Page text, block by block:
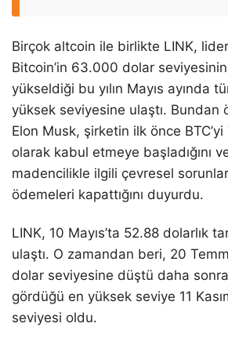
Birçok altcoin ile birlikte LINK,
Bitcoin’in 63.000 dolar
yükseldiği bu yılın Mayıs ayında
yüksek seviyesine ulaştı. Bundan
Elon Musk, şirketin ilk önce
olarak kabul etmeye başladığını
madencilikle ilgili çevresel
ödemeleri kapattığını duyurdu.
LINK, 10 Mayıs’ta 52.88 dolarlık
ulaştı. O zamandan beri, 20
dolar seviyesine düştü daha sonra
gördüğü en yüksek seviye 11
seviyesi oldu.